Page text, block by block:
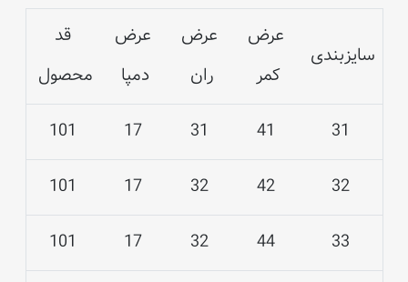
سایزبندی
عرض
کمر
عرض
ران
عرض
دمپا
قد
محصول
31
41
31
17
101
32
42
32
17
101
33
44
32
17
101